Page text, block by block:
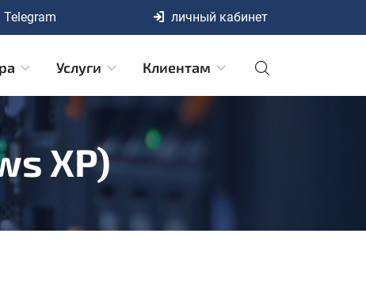
Telegram личный кабинет
Услуги Клиентам
XP)